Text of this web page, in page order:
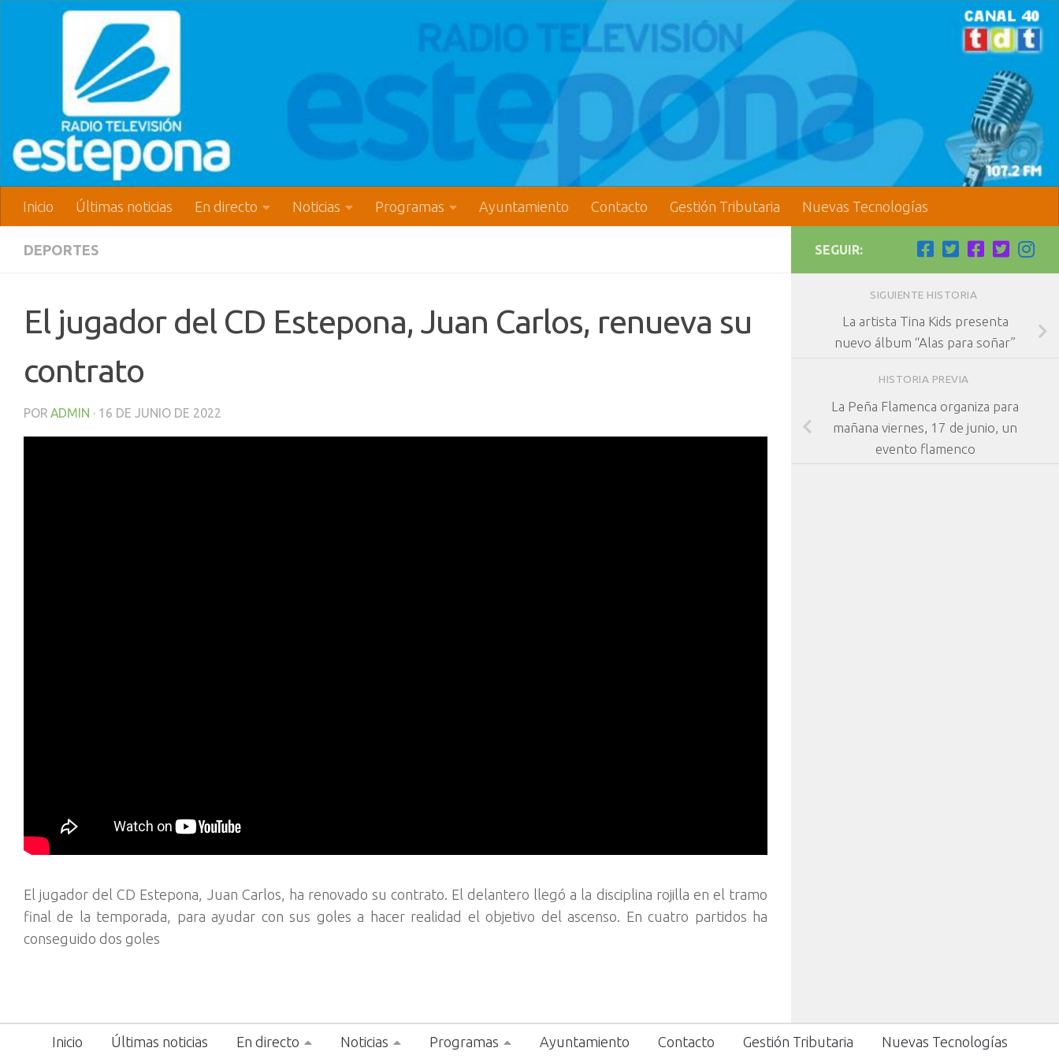
Inicio Últimas noticias En directo Noticias Programas Ayuntamiento Contacto Gestión Tributaria Nuevas Tecnologías
DEPORTES
El jugador del CD Estepona, Juan Carlos, renueva su
contrato
POR ADMIN · 16 DE JUNIO DE 2022
El jugador del CD Estepona, Juan Carlos, ha renovado su contrato. El delantero llegó a la disciplina rojilla en el tramo
final de la temporada, para ayudar con sus goles a hacer realidad el objetivo del ascenso. En cuatro partidos ha
conseguido dos goles
SEGUIR:
SIGUIENTE HISTORIA
La artista Tina Kids presenta
nuevo álbum “Alas para soñar”
HISTORIA PREVIA
La Peña Flamenca organiza para
mañana viernes, 17 de junio, un
evento flamenco
Inicio Últimas noticias En directo Noticias Programas Ayuntamiento Contacto Gestión Tributaria Nuevas Tecnologías